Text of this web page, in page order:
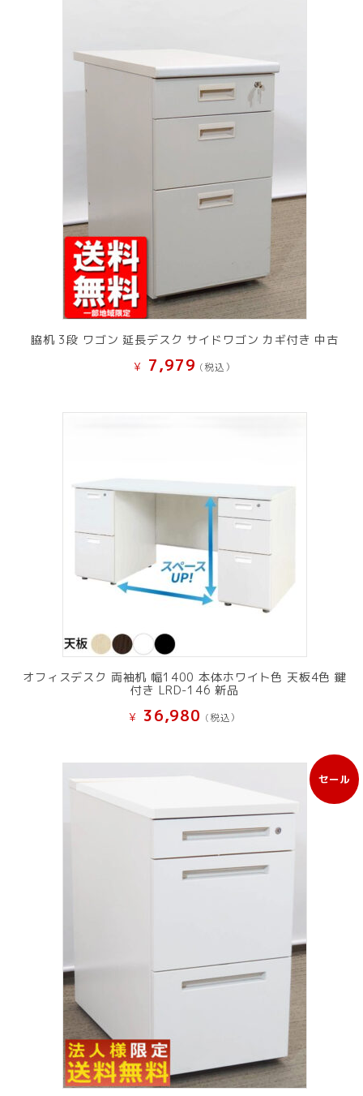
脇机 3段 ワゴン 延長デスク サイドワゴン カギ付き 中古
¥ 7,979 (税込）
オフィスデスク 両袖机 幅1400 本体ホワイト色 天板4色 鍵
付き LRD-146 新品
¥ 36,980 (税込）
セール
販
売